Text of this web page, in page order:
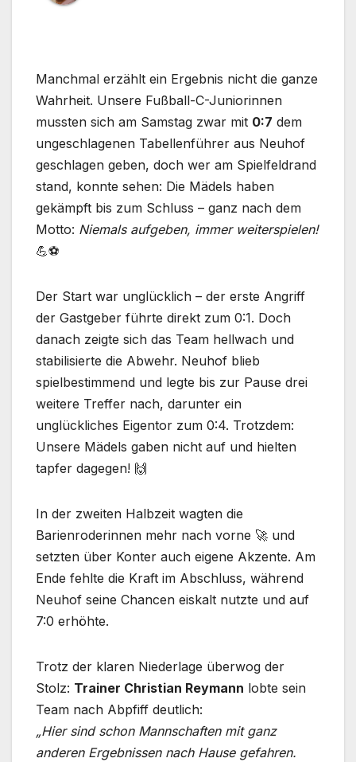
Manchmal erzählt ein Ergebnis nicht die ganze
Wahrheit. Unsere Fußball-C-Juniorinnen
mussten sich am Samstag zwar mit 0:7 dem
ungeschlagenen Tabellenführer aus Neuhof
geschlagen geben, doch wer am Spielfeldrand
stand, konnte sehen: Die Mädels haben
gekämpft bis zum Schluss – ganz nach dem
Motto: Niemals aufgeben, immer weiterspielen!
💪⚽
Der Start war unglücklich – der erste Angriff
der Gastgeber führte direkt zum 0:1. Doch
danach zeigte sich das Team hellwach und
stabilisierte die Abwehr. Neuhof blieb
spielbestimmend und legte bis zur Pause drei
weitere Treffer nach, darunter ein
unglückliches Eigentor zum 0:4. Trotzdem:
Unsere Mädels gaben nicht auf und hielten
tapfer dagegen! 🙌
In der zweiten Halbzeit wagten die
Barienroderinnen mehr nach vorne 🚀 und
setzten über Konter auch eigene Akzente. Am
Ende fehlte die Kraft im Abschluss, während
Neuhof seine Chancen eiskalt nutzte und auf
7:0 erhöhte.
Trotz der klaren Niederlage überwog der
Stolz: Trainer Christian Reymann lobte sein
Team nach Abpfiff deutlich:
„Hier sind schon Mannschaften mit ganz
anderen Ergebnissen nach Hause gefahren.